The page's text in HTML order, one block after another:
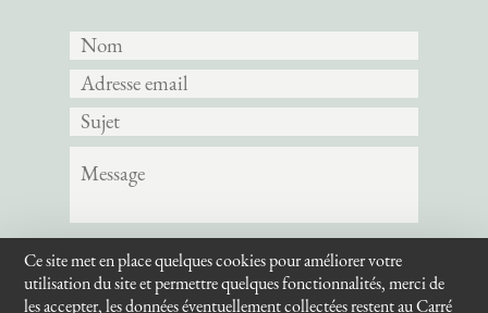
Ce site met en place quelques cookies pour améliorer votre
utilisation du site et permettre quelques fonctionnalités, merci de
les accepter, les données éventuellement collectées restent au Carré
Envoyer